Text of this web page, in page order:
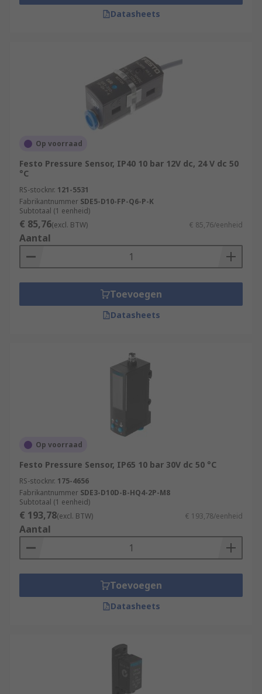
Datasheets
Op voorraad
Festo Pressure Sensor, IP40 10 bar 12V dc, 24 V dc 50
°C
RS-stocknr. 121-5531
Fabrikantnummer SDE5-D10-FP-Q6-P-K
Subtotaal (1 eenheid)
€ 85,76(excl. BTW) € 85,76/eenheid
Aantal
Toevoegen
Datasheets
Op voorraad
Festo Pressure Sensor, IP65 10 bar 30V dc 50 °C
RS-stocknr. 175-4656
Fabrikantnummer SDE3-D10D-B-HQ4-2P-M8
Subtotaal (1 eenheid)
€ 193,78(excl. BTW) € 193,78/eenheid
Aantal
Toevoegen
Datasheets